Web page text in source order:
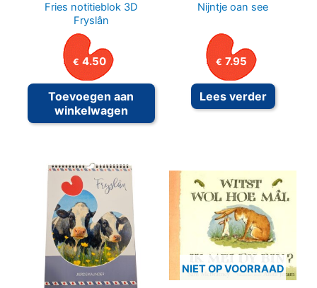
Fries notitieblok 3D
Fryslân
€ 4.50
Toevoegen aan
winkelwagen
Nijntje oan see
€ 7.95
Lees verder
NIET OP VOORRAAD